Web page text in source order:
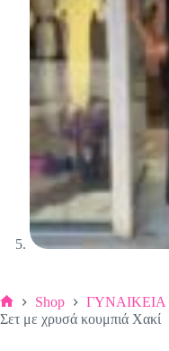
Αρχική
σελίδα
Shop ΓΥΝΑΙΚΕΙΑ
Σετ με χρυσά κουμπιά Χακί